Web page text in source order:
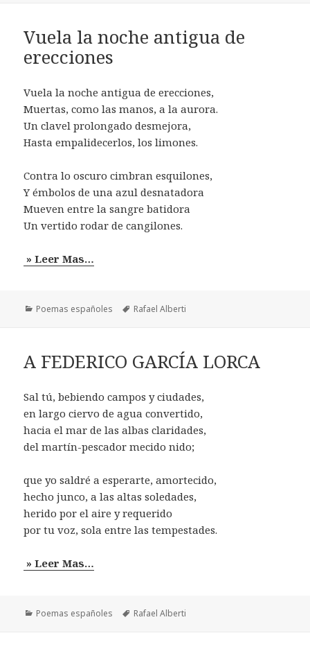
Vuela la noche antigua de
erecciones
Vuela la noche antigua de erecciones,
Muertas, como las manos, a la aurora.
Un clavel prolongado desmejora,
Hasta empalidecerlos, los limones.
Contra lo oscuro cimbran esquilones,
Y émbolos de una azul desnatadora
Mueven entre la sangre batidora
Un vertido rodar de cangilones.
» Leer Mas…
Categorías
Poemas españoles Etiquetas
Rafael Alberti
A FEDERICO GARCÍA LORCA
Sal tú, bebiendo campos y ciudades,
en largo ciervo de agua convertido,
hacia el mar de las albas claridades,
del martín-pescador mecido nido;
que yo saldré a esperarte, amortecido,
hecho junco, a las altas soledades,
herido por el aire y requerido
por tu voz, sola entre las tempestades.
» Leer Mas…
Categorías
Poemas españoles Etiquetas
Rafael Alberti